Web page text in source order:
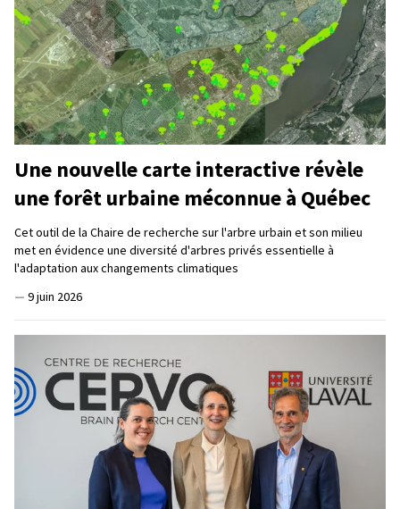
Une nouvelle carte interactive révèle
une forêt urbaine méconnue à Québec
Cet outil de la Chaire de recherche sur l'arbre urbain et son milieu
met en évidence une diversité d'arbres privés essentielle à
l'adaptation aux changements climatiques
— 9 juin 2026